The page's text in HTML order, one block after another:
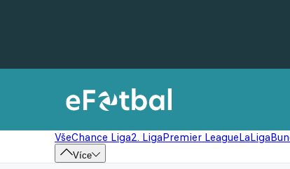
VšeChance Liga2. LigaPremier LeagueLaLiga
Více